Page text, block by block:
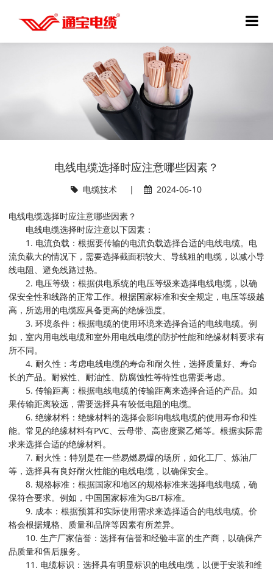
电线电缆选择时应注意哪些因素？
电缆技术 | 2024-06-10
电线电缆选择时应注意哪些因素？
电线电缆选择时应注意以下因素：
1. 电流负载：根据要传输的电流负载选择合适的电线电缆。电
流负载大的情况下，需要选择截面积较大、导线粗的电缆，以减小导
线电阻、避免线路过热。
2. 电压等级：根据供电系统的电压等级来选择电线电缆，以确
保安全性和线路的正常工作。根据国家标准和安全规定，电压等级越
高，所选用的电缆应具备更高的绝缘强度。
3. 环境条件：根据电缆的使用环境来选择合适的电线电缆。例
如，室内用电线电缆和室外用电线电缆的防护性能和绝缘材料要求有
所不同。
4. 耐久性：考虑电线电缆的寿命和耐久性，选择质量好、寿命
长的产品。耐候性、耐油性、防腐蚀性等特性也需要考虑。
5. 传输距离：根据电线电缆的传输距离来选择合适的产品。如
果传输距离较远，需要选择具有较低电阻的电缆。
6. 绝缘材料：绝缘材料的选择会影响电线电缆的使用寿命和性
能。常见的绝缘材料有PVC、云母带、高密度聚乙烯等。根据实际需
求来选择合适的绝缘材料。
7. 耐火性：特别是在一些易燃易爆的场所，如化工厂、炼油厂
等，选择具有良好耐火性能的电线电缆，以确保安全。
8. 规格标准：根据国家和地区的规格标准来选择电线电缆，确
保符合要求。例如，中国国家标准为GB/T标准。
9. 成本：根据预算和实际使用需求来选择适合的电线电缆。价
格会根据规格、质量和品牌等因素有所差异。
10. 生产厂家信誉：选择有信誉和经验丰富的生产商，以确保产
品质量和售后服务。
11. 电缆标识：选择具有明显标识的电线电缆，以便于安装和维